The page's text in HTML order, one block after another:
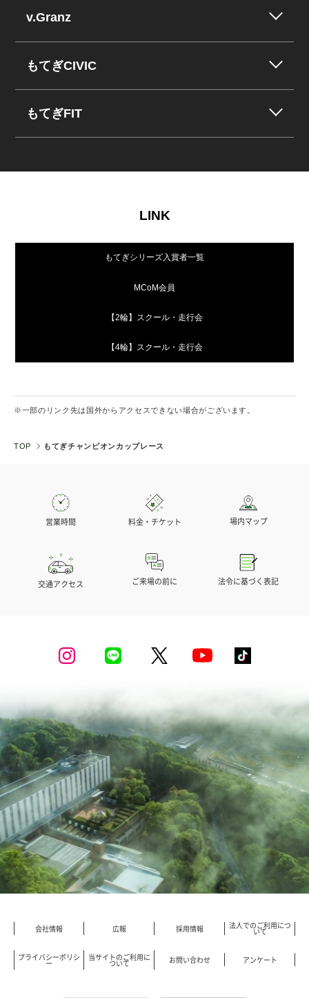
v.Granz
もてぎCIVIC
もてぎFIT
LINK
もてぎシリーズ入賞者一覧
MCoM会員
【2輪】スクール・走行会
【4輪】スクール・走行会
※一部のリンク先は国外からアクセスできない場合がございます。
TOP もてぎチャンピオンカップレース
営業時間 料金・チケット 場内マップ
交通アクセス ご来場の前に 法令に基づく表記
会社情報 広報 採用情報 法人でのご利用につ
いて
プライバシーポリシ
ー
当サイトのご利用に
ついて お問い合わせ アンケート